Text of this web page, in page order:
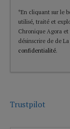
*En cliquant sur le
utilisé, traité et
Chronique Agora et
désinscrire de de
confidentialité.
Trustpilot